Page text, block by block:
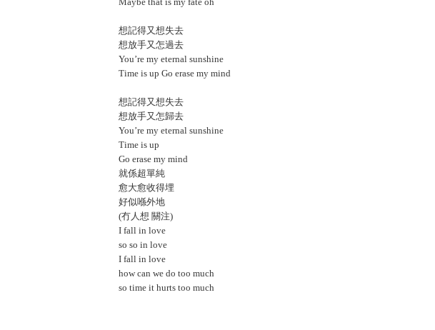
想記得又想失去
想放手又怎過去
You’re my eternal sunshine
Time is up Go erase my mind
想記得又想失去
想放手又怎歸去
You’re my eternal sunshine
Time is up
Go erase my mind
就係超單純
愈大愈收得埋
好似喺外地
(冇人想 關注)
I fall in love
so so in love
I fall in love
how can we do too much
so time it hurts too much